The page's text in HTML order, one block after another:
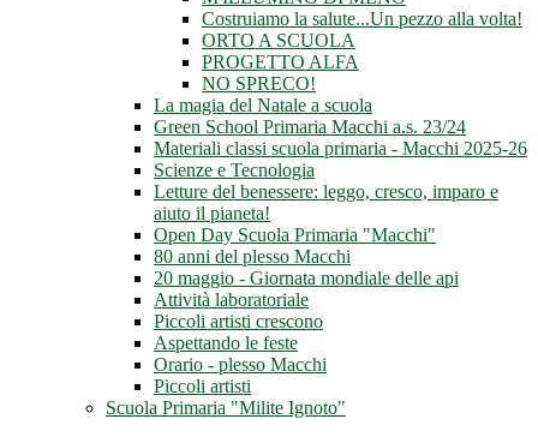
Costruiamo la salute...Un pezzo alla volta!
ORTO A SCUOLA
PROGETTO ALFA
NO SPRECO!
La magia del Natale a scuola
Green School Primaria Macchi a.s. 23/24
Materiali classi scuola primaria - Macchi 2025-26
Scienze e Tecnologia
Letture del benessere: leggo, cresco, imparo e
aiuto il pianeta!
Open Day Scuola Primaria "Macchi"
80 anni del plesso Macchi
20 maggio - Giornata mondiale delle api
Attività laboratoriale
Piccoli artisti crescono
Aspettando le feste
Orario - plesso Macchi
Piccoli artisti
Scuola Primaria "Milite Ignoto"